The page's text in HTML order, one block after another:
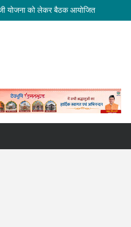
योजना को लेकर बैठक आयोजित
तैयारियों को लेकर एडीएम ने ली बैठक
देखिए, नीलकंठ क्षेत्र की झलकियां